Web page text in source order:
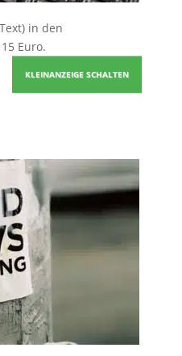
in den
Euro.
KLEINANZEIGE SCHALTEN